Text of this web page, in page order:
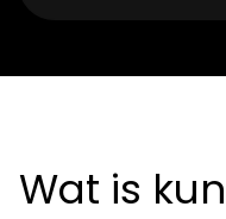
Wat is